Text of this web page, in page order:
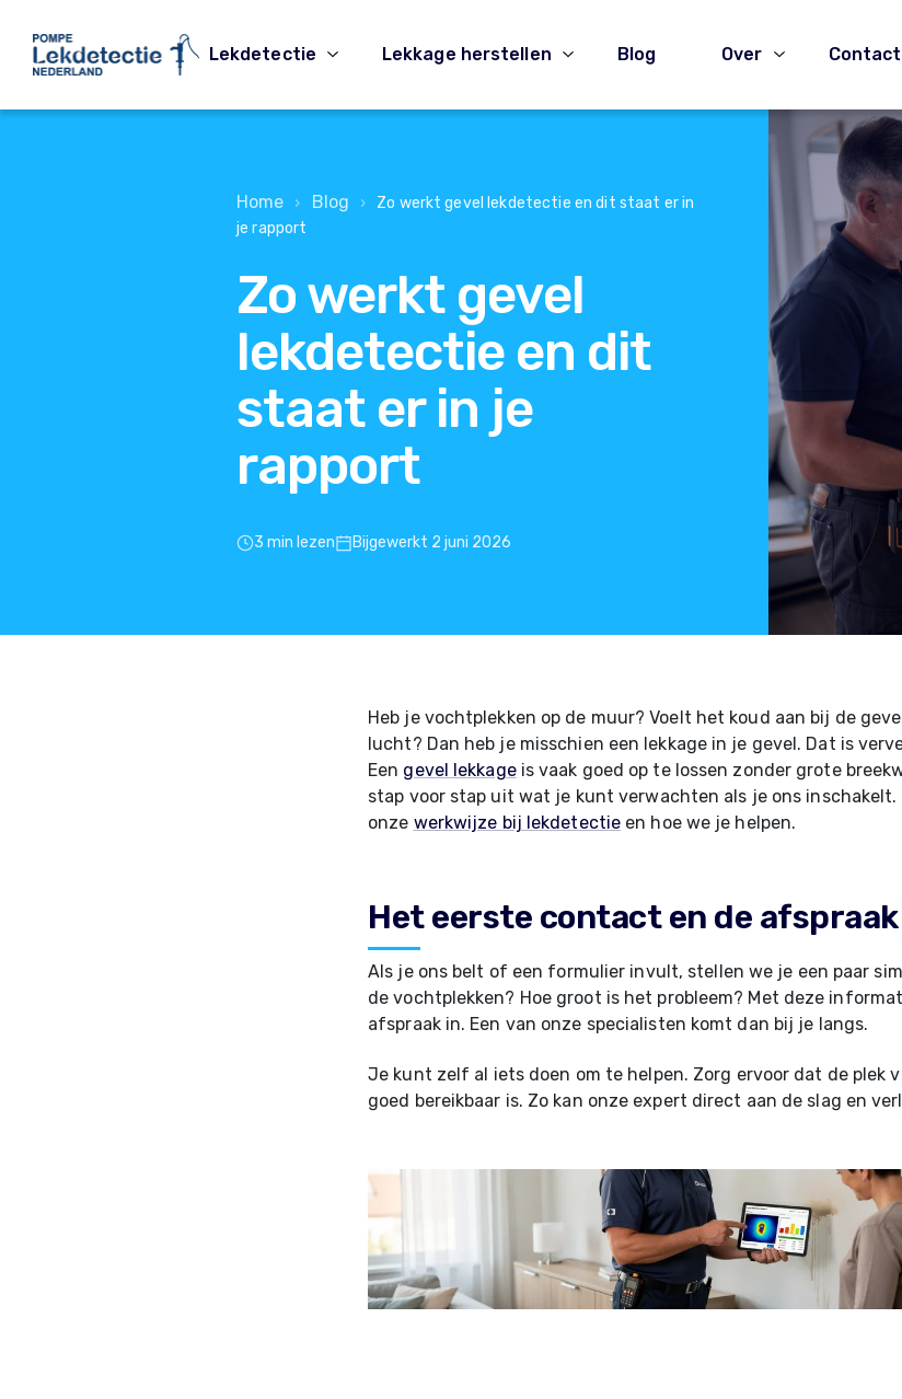
Lekdetectie Lekkage herstellen Blog Over Contact
Home › Blog ›
Zo werkt gevel lekdetectie en dit staat er in
je rapport
Zo werkt gevel
lekdetectie en dit
staat er in je
rapport
3 min lezen Bijgewerkt 2 juni 2026
Heb je vochtplekken op de muur? Voelt het koud aan bij de
lucht? Dan heb je misschien een lekkage in je gevel. Dat is
Een gevel lekkageis vaak goed op te lossen zonder grote
stap voor stap uit wat je kunt verwachten als je ons inschakelt.
onze werkwijze bij lekdetectie en hoe we je helpen.
Het eerste contact en de afspraak
Als je ons belt of een formulier invult, stellen we je een paar
de vochtplekken? Hoe groot is het probleem? Met deze
afspraak in. Een van onze specialisten komt dan bij je langs.
Je kunt zelf al iets doen om te helpen. Zorg ervoor dat de plek
goed bereikbaar is. Zo kan onze expert direct aan de slag en